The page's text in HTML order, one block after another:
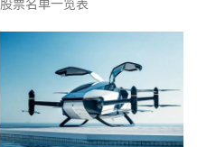
股票名单一览表